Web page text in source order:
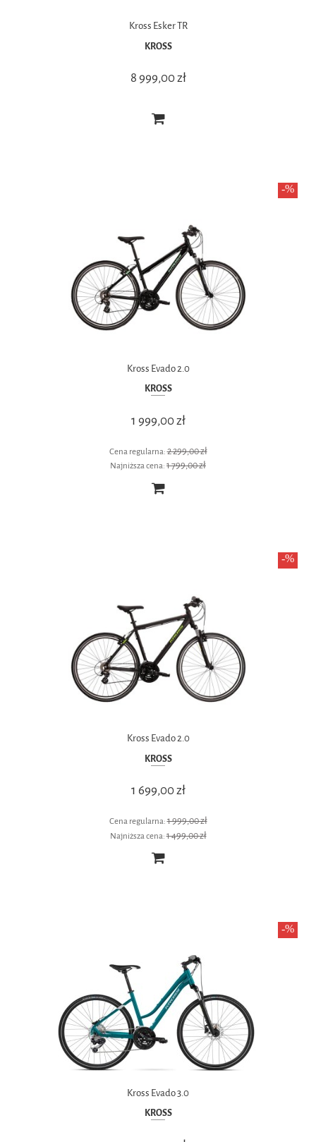
Kross Esker TR
KROSS
8 999,00 zł
Kross Evado 2.0
KROSS
1 999,00 zł
Cena regularna:2 299,00 zł
Najniższa cena:1 799,00 zł
Kross Evado 2.0
KROSS
1 699,00 zł
Cena regularna:1 999,00 zł
Najniższa cena:1 499,00 zł
Kross Evado 3.0
KROSS